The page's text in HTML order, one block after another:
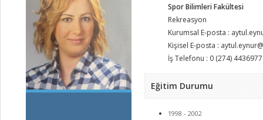
Spor Bilimleri Fakültesi
Rekreasyon
Kurumsal E-posta :
Kişisel E-posta :
İş Telefonu : 0 (274) 4436977
Eğitim Durumu
1998 - 2002